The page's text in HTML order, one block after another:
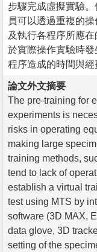
步驟完成虛擬實驗
員可以透過重複的
及執行各程序所應
於實際操作實驗時
程序造成的時間與經
論文外文摘要
The pre-training for
experiments is
risks in operating
making large
training methods,
tend to lack of
establish a virtual
test using MTS by
software (3D MAX,
data glove, 3D
setting of the